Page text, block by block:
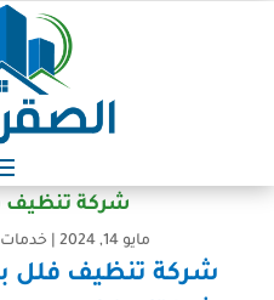
شركة تنظيف
مايو 14, 2024 خدمات
شركة تنظيف فلل